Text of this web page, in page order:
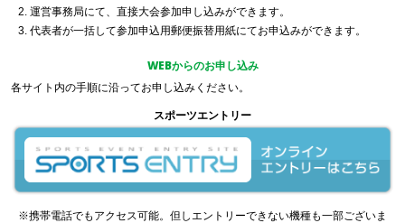
運営事務局にて、直接大会参加申し込みができます。
代表者が一括して参加申込用郵便振替用紙にてお申込みができます。
WEBからのお申し込み
各サイト内の手順に沿ってお申し込みください。
スポーツエントリー
※携帯電話でもアクセス可能。但しエントリーできない機種も一部ございま